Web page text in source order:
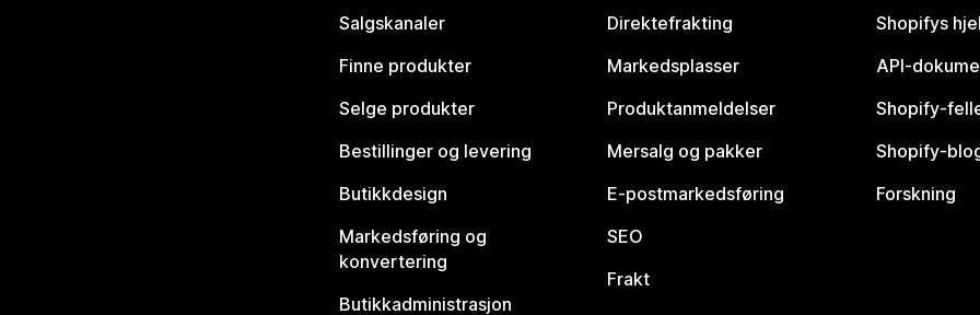
Salgskanaler
Finne produkter
Selge produkter
Bestillinger og levering
Butikkdesign
Markedsføring og
konvertering
Butikkadministrasjon
Direktefrakting
Markedsplasser
Produktanmeldelser
Mersalg og pakker
E-postmarkedsføring
SEO
Frakt
Shopifys
API-
Shopify-
Shopify-
Forskning